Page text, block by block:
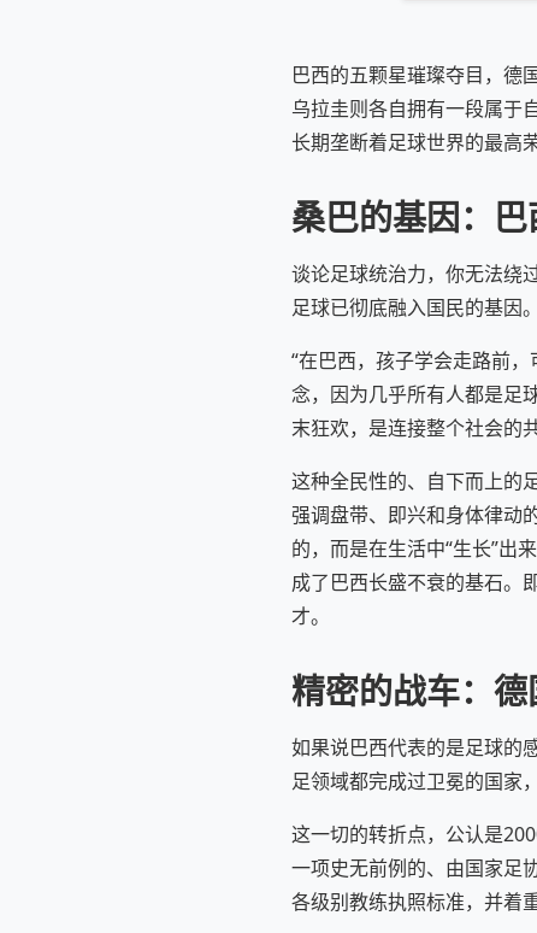
巴西的五颗星璀璨夺目，德
乌拉圭则各自拥有一段属于
长期垄断着足球世界的最高
桑巴的基因：
谈论足球统治力，你无法绕
足球已彻底融入国民的基因。
“在巴西，孩子学会走路前
念，因为几乎所有人都是足
末狂欢，是连接整个社会的
这种全民性的、自下而上的
强调盘带、即兴和身体律动
的，而是在生活中“生长”出
成了巴西长盛不衰的基石。
才。
精密的战车：
如果说巴西代表的是足球的
足领域都完成过卫冕的国家
这一切的转折点，公认是
一项史无前例的、由国家足
各级别教练执照标准，并着